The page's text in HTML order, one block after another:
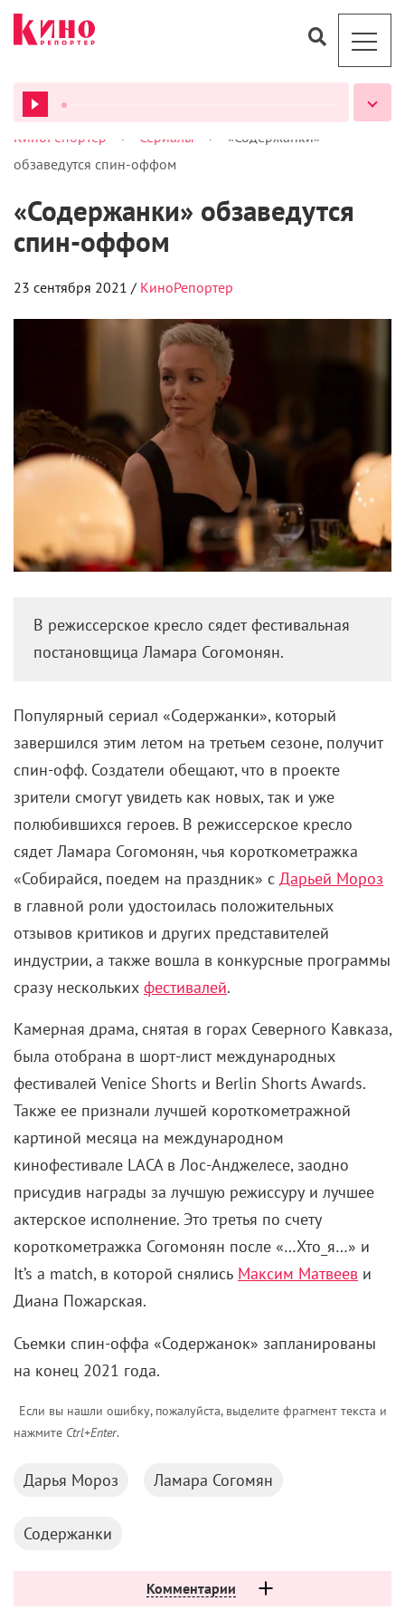
ВСЕ ПОДКАСТЫ
КиноРепортер > Сериалы >
«Содержанки»
обзаведутся спин-оффом
«Содержанки» обзаведутся
спин-оффом
23 сентября 2021 / КиноРепортер
В режиссерское кресло сядет фестивальная
постановщица Ламара Согомонян.
Популярный сериал «Содержанки», который
завершился этим летом на третьем сезоне, получит
спин-офф. Создатели обещают, что в проекте
зрители смогут увидеть как новых, так и уже
полюбившихся героев. В режиссерское кресло
сядет Ламара Согомонян, чья короткометражка
«Собирайся, поедем на праздник» с Дарьей Мороз
в главной роли удостоилась положительных
отзывов критиков и других представителей
индустрии, а также вошла в конкурсные программы
сразу нескольких фестивалей.
Камерная драма, снятая в горах Северного Кавказа,
была отобрана в шорт-лист международных
фестивалей Venice Shorts и Berlin Shorts Awards.
Также ее признали лучшей короткометражной
картиной месяца на международном
кинофестивале LACA в Лос-Анджелесе, заодно
присудив награды за лучшую режиссуру и лучшее
актерское исполнение. Это третья по счету
короткометражка Согомонян после «…Хто_я…» и
It’s a match, в которой снялись Максим Матвеев и
Диана Пожарская.
Съемки спин-оффа «Содержанок» запланированы
на конец 2021 года.
Если вы нашли ошибку, пожалуйста, выделите фрагмент текста и
нажмите Ctrl+Enter.
Дарья Мороз Ламара Согомян
Содержанки
Комментарии